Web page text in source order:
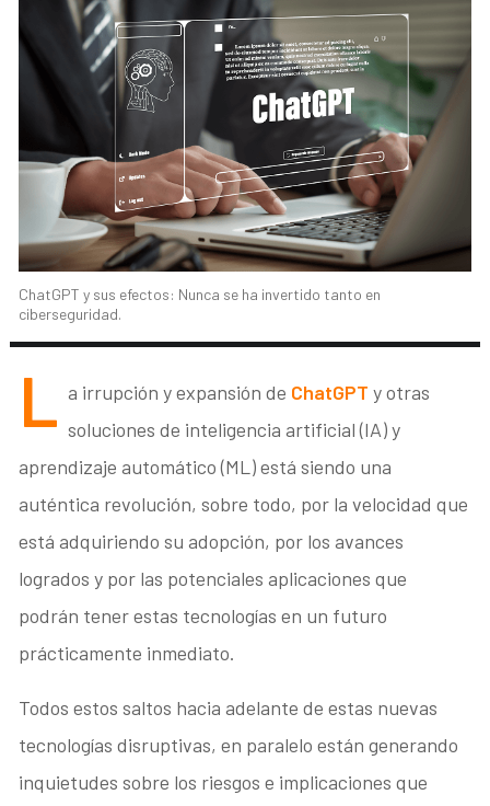
ChatGPT y sus efectos: Nunca se ha invertido tanto en
ciberseguridad.
L a irrupción y expansión de ChatGPT y otras
soluciones de inteligencia artificial (IA) y
aprendizaje automático (ML) está siendo una
auténtica revolución, sobre todo, por la velocidad que
está adquiriendo su adopción, por los avances
logrados y por las potenciales aplicaciones que
podrán tener estas tecnologías en un futuro
prácticamente inmediato.
Todos estos saltos hacia adelante de estas nuevas
tecnologías disruptivas, en paralelo están generando
inquietudes sobre los riesgos e implicaciones que